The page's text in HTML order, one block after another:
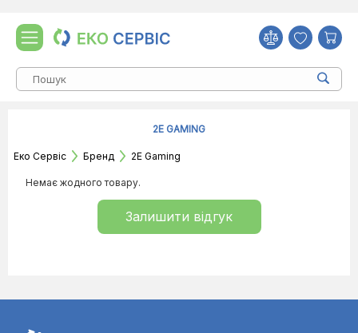
2E GAMING
Еко Сервіс Бренд 2E Gaming
Немає жодного товару.
Залишити відгук